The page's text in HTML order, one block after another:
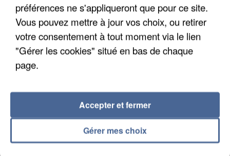
L’UN DES FONDATEURS SUPPOSÉS DE LA DZ
MAFIA INTERPELLÉ EN ALGÉRIE
préférences ne s'appliqueront que pour ce site.
Vous pouvez mettre à jour vos choix, ou retirer
votre consentement à tout moment via le lien
"Gérer les cookies" situé en bas de chaque
page.
Gérer mes choix
Accepter et fermer